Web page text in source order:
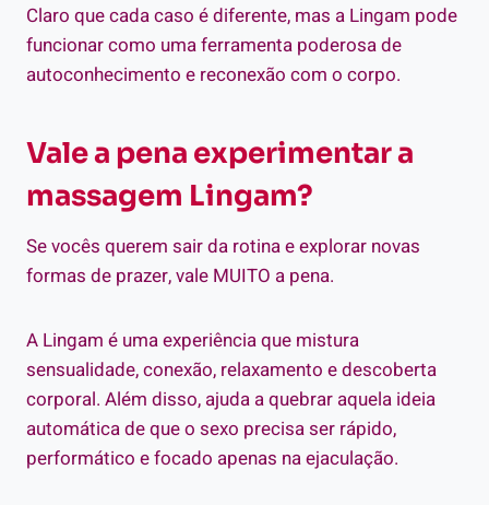
Claro que cada caso é diferente, mas a Lingam pode
funcionar como uma ferramenta poderosa de
autoconhecimento e reconexão com o corpo.
Vale a pena experimentar a
massagem Lingam?
Se vocês querem sair da rotina e explorar novas
formas de prazer, vale MUITO a pena.
A Lingam é uma experiência que mistura
sensualidade, conexão, relaxamento e descoberta
corporal. Além disso, ajuda a quebrar aquela ideia
automática de que o sexo precisa ser rápido,
performático e focado apenas na ejaculação.